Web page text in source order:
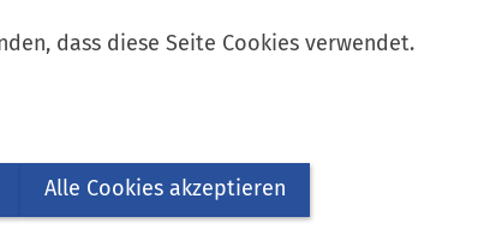
dass diese Seite Cookies verwendet.
Alle Cookies akzeptieren